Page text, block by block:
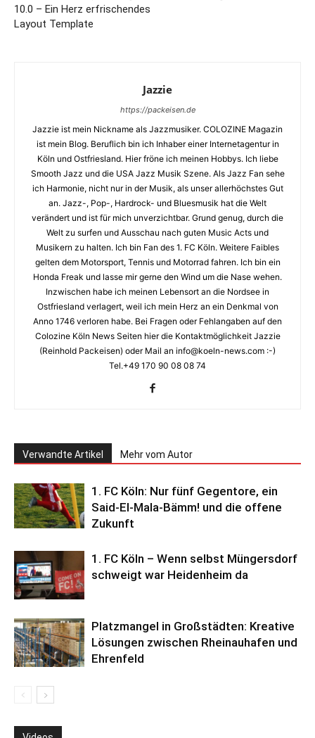
10.0 – Ein Herz erfrischendes
Layout Template
Jazzie
https://packeisen.de
Jazzie ist mein Nickname als Jazzmusiker. COLOZINE Magazin
ist mein Blog. Beruflich bin ich Inhaber einer Internetagentur in
Köln und Ostfriesland. Hier fröne ich meinen Hobbys. Ich liebe
Smooth Jazz und die USA Jazz Musik Szene. Als Jazz Fan sehe
ich Harmonie, nicht nur in der Musik, als unser allerhöchstes Gut
an. Jazz-, Pop-, Hardrock- und Bluesmusik hat die Welt
verändert und ist für mich unverzichtbar. Grund genug, durch die
Welt zu surfen und Ausschau nach guten Music Acts und
Musikern zu halten. Ich bin Fan des 1. FC Köln. Weitere Faibles
gelten dem Motorsport, Tennis und Motorrad fahren. Ich bin ein
Honda Freak und lasse mir gerne den Wind um die Nase wehen.
Inzwischen habe ich meinen Lebensort an die Nordsee in
Ostfriesland verlagert, weil ich mein Herz an ein Denkmal von
Anno 1746 verloren habe. Bei Fragen oder Fehlangaben auf den
Colozine Köln News Seiten hier die Kontaktmöglichkeit Jazzie
(Reinhold Packeisen) oder Mail an info@koeln-news.com :-)
Tel.+49 170 90 08 08 74
Verwandte Artikel Mehr vom Autor
1. FC Köln: Nur fünf Gegentore, ein
Said-El-Mala-Bämm! und die offene
Zukunft
1. FC Köln – Wenn selbst Müngersdorf
schweigt war Heidenheim da
Platzmangel in Großstädten: Kreative
Lösungen zwischen Rheinauhafen und
Ehrenfeld